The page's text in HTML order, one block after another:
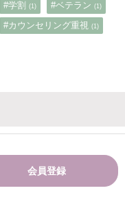
#学割 (1) #ベテラン (1)
#カウンセリング重視 (1)
会員登録